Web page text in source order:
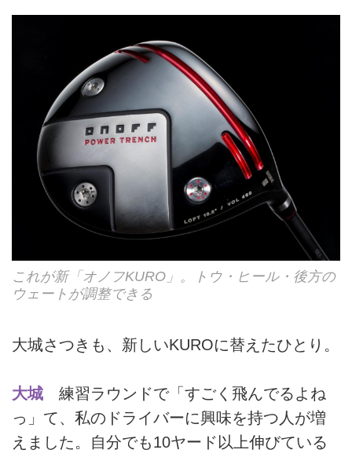
これが新「オノフKURO」。トウ・ヒール・後方の
ウェートが調整できる
大城さつきも、新しいKUROに替えたひとり。
大城 練習ラウンドで「すごく飛んでるよね
っ」て、私のドライバーに興味を持つ人が増
えました。自分でも10ヤード以上伸びている